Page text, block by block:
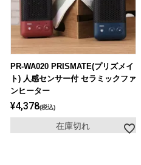
PR-WA020 PRISMATE(プリズメイ
ト) 人感センサー付 セラミックファ
ンヒーター
¥4,378 税込
在庫切れ